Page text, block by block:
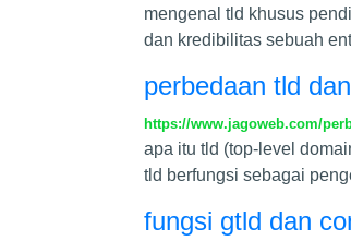
mengenal tld khusus
dan kredibilitas sebuah
perbedaan tld
https://www.jagoweb.com/
apa itu tld (top-level
tld berfungsi sebagai
fungsi gtld dan